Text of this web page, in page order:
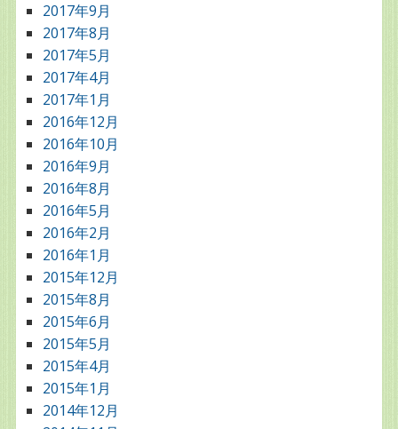
2017年9月
2017年8月
2017年5月
2017年4月
2017年1月
2016年12月
2016年10月
2016年9月
2016年8月
2016年5月
2016年2月
2016年1月
2015年12月
2015年8月
2015年6月
2015年5月
2015年4月
2015年1月
2014年12月